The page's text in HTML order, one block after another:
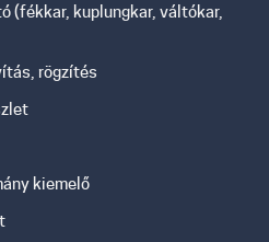
(fékkar, kuplungkar, váltókar,
rögzítés
kiemelő